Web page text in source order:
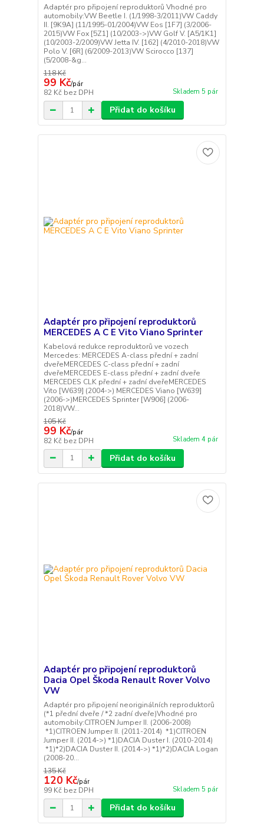
Adaptér pro připojení reproduktorů Vhodné pro
automobily:VW Beetle I. (1/1998-3/2011)VW Caddy
II. [9K9A] (11/1995-01/2004)VW Eos [1F7] (3/2006-
2015)VW Fox [5Z1] (10/2003->)VW Golf V. [A5/1K1]
(10/2003-2/2009)VW Jetta IV. [162] (4/2010-2018)VW
Polo V. [6R] (6/2009-2013)VW Scirocco [137]
(5/2008-&g...
118 Kč
99 Kč/pár
82 Kč bez DPH Skladem 5 pár
Přidat do košíku
Adaptér pro připojení reproduktorů
MERCEDES A C E Vito Viano Sprinter
Kabelová redukce reproduktorů ve vozech
Mercedes: MERCEDES A-class přední + zadní
dveřeMERCEDES C-class přední + zadní
dveřeMERCEDES E-class přední + zadní dveře
MERCEDES CLK přední + zadní dveřeMERCEDES
Vito [W639] (2004->) MERCEDES Viano [W639]
(2006->)MERCEDES Sprinter [W906] (2006-
2018)VW...
105 Kč
99 Kč/pár
82 Kč bez DPH Skladem 4 pár
Přidat do košíku
Adaptér pro připojení reproduktorů
Dacia Opel Škoda Renault Rover Volvo
VW
Adaptér pro připojení neoriginálních reproduktorů
(*1 přední dveře / *2 zadní dveře)Vhodné pro
automobily:CITROEN Jumper II. (2006-2008)
*1)CITROEN Jumper II. (2011-2014) *1)CITROEN
Jumper II. (2014->) *1)DACIA Duster I. (2010-2014)
*1)*2)DACIA Duster II. (2014->) *1)*2)DACIA Logan
(2008-20...
135 Kč
120 Kč/pár
99 Kč bez DPH Skladem 5 pár
Přidat do košíku